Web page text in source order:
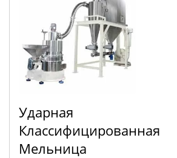
Ударная
Классифицированная
Мельница